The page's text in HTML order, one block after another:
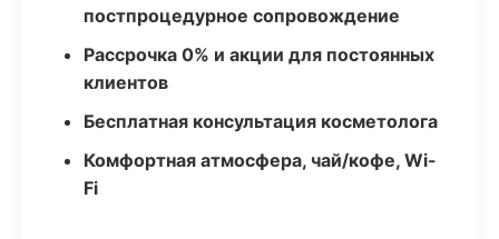
постпроцедурное сопровождение
Рассрочка 0% и акции для постоянных
клиентов
Бесплатная консультация косметолога
Комфортная атмосфера, чай/кофе, Wi-
Fi